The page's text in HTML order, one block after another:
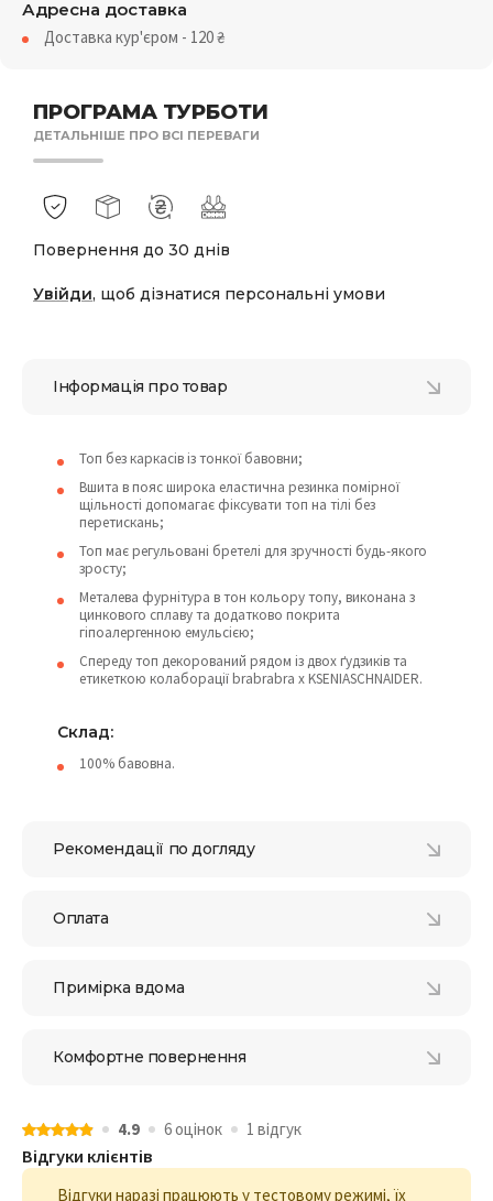
ПРОГРАМА ТУРБОТИ
ДЕТАЛЬНІШЕ ПРО ВСІ ПЕРЕВАГИ
Повернення до 30 днів
Увійди, щоб дізнатися персональні умови
Адресна доставка
Доставка кур'єром - 120₴
Інформація про товар
Топ без каркасів із тонкої бавовни;
Вшита в пояс широка еластична резинка помірної
щільності допомагає фіксувати топ на тілі без
перетискань;
Топ має регульовані бретелі для зручності будь-якого
зросту;
Металева фурнітура в тон кольору топу, виконана з
цинкового сплаву та додатково покрита
гіпоалергенною емульсією;
Спереду топ декорований рядом із двох ґудзиків та
етикеткою колаборації brabrabra x KSENIASCHNAIDER.
Склад:
100% бавовна.
Рекомендації по догляду
Оплата
Примірка вдома
Комфортне повернення
4.9 6 оцiнок 1 відгук
Відгуки клієнтів
Відгуки наразі працюють у тестовому режимі, їх